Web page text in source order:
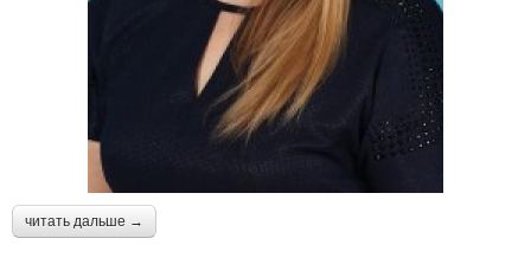
читать дальше →